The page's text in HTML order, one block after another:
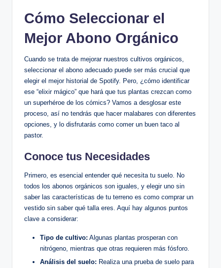
Cómo Seleccionar el
Mejor Abono Orgánico
Cuando se trata de mejorar nuestros cultivos orgánicos,
seleccionar el abono adecuado puede ser más crucial que
elegir el mejor historial de Spotify. Pero, ¿cómo identificar
ese “elixir mágico” que hará que tus plantas crezcan como
un superhéroe de los cómics? Vamos a desglosar este
proceso, así no tendrás que hacer malabares con diferentes
opciones, y lo disfrutarás como comer un buen taco al
pastor.
Conoce tus Necesidades
Primero, es esencial entender qué necesita tu suelo. No
todos los abonos orgánicos son iguales, y elegir uno sin
saber las características de tu terreno es como comprar un
vestido sin saber qué talla eres. Aquí hay algunos puntos
clave a considerar:
Tipo de cultivo: Algunas plantas prosperan con
nitrógeno, mientras que otras requieren más fósforo.
Análisis del suelo: Realiza una prueba de suelo para